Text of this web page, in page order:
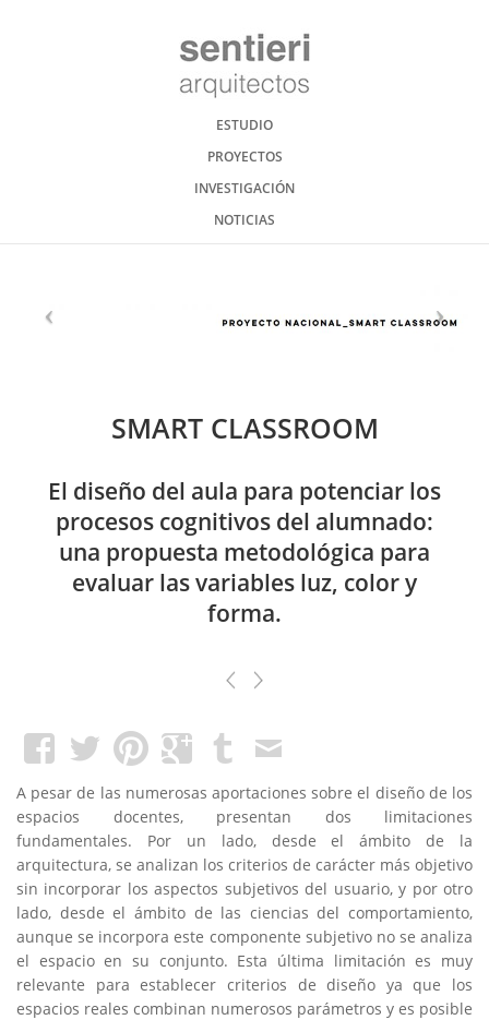
ESTUDIO
PROYECTOS
INVESTIGACIÓN
NOTICIAS
SMART CLASSROOM
El diseño del aula para potenciar los
procesos cognitivos del alumnado:
una propuesta metodológica para
evaluar las variables luz, color y
forma.
A pesar de las numerosas aportaciones sobre el diseño de los
espacios docentes, presentan dos limitaciones
fundamentales. Por un lado, desde el ámbito de la
arquitectura, se analizan los criterios de carácter más objetivo
sin incorporar los aspectos subjetivos del usuario, y por otro
lado, desde el ámbito de las ciencias del comportamiento,
aunque se incorpora este componente subjetivo no se analiza
el espacio en su conjunto. Esta última limitación es muy
relevante para establecer criterios de diseño ya que los
espacios reales combinan numerosos parámetros y es posible